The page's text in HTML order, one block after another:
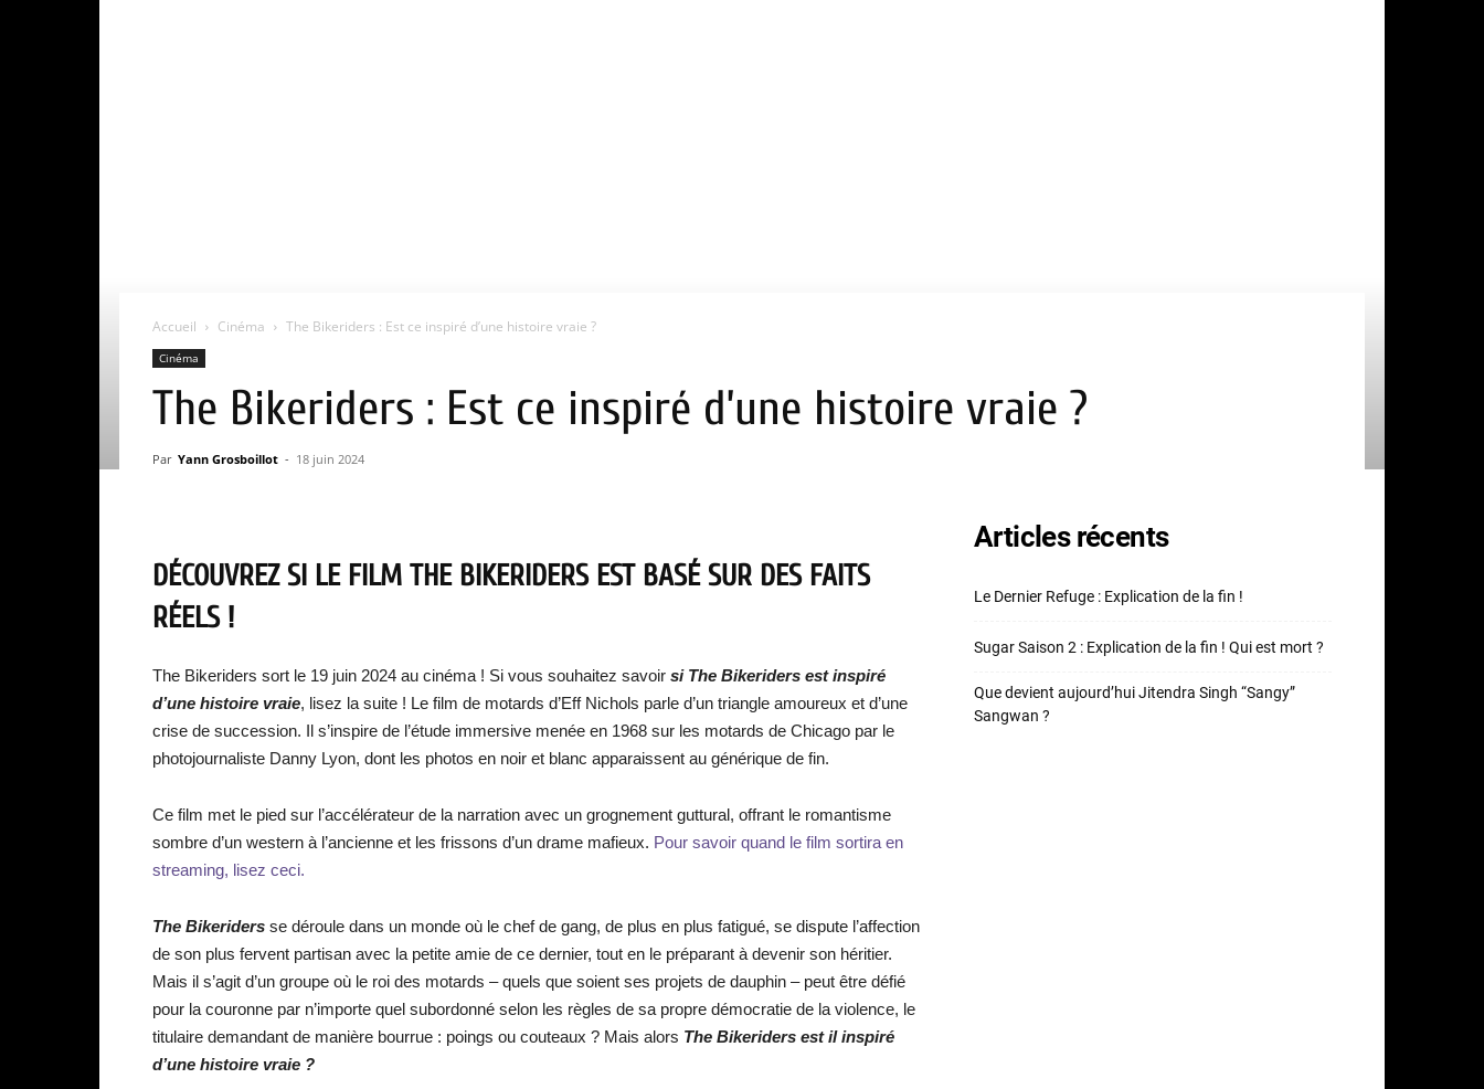
Accueil Cinéma The Bikeriders : Est ce inspiré d’une histoire vraie ?
Cinéma
The Bikeriders : Est ce inspiré d’une histoire vraie ?
Par Yann Grosboillot - 18 juin 2024
DÉCOUVREZ SI LE FILM THE BIKERIDERS EST BASÉ SUR DES FAITS
RÉELS !
The Bikeriders sort le 19 juin 2024 au cinéma ! Si vous souhaitez savoir si The Bikeriders est inspiré
d’une histoire vraie, lisez la suite ! Le film de motards d’Eff Nichols parle d’un triangle amoureux et d’une
crise de succession. Il s’inspire de l’étude immersive menée en 1968 sur les motards de Chicago par le
photojournaliste Danny Lyon, dont les photos en noir et blanc apparaissent au générique de fin.
Ce film met le pied sur l’accélérateur de la narration avec un grognement guttural, offrant le romantisme
sombre d’un western à l’ancienne et les frissons d’un drame mafieux. Pour savoir quand le film sortira en
streaming, lisez ceci.
The Bikeriders se déroule dans un monde où le chef de gang, de plus en plus fatigué, se dispute l’affection
de son plus fervent partisan avec la petite amie de ce dernier, tout en le préparant à devenir son héritier.
Mais il s’agit d’un groupe où le roi des motards – quels que soient ses projets de dauphin – peut être défié
pour la couronne par n’importe quel subordonné selon les règles de sa propre démocratie de la violence, le
titulaire demandant de manière bourrue : poings ou couteaux ? Mais alors The Bikeriders est il inspiré
d’une histoire vraie ?
Articles récents
Le Dernier Refuge : Explication de la fin !
Sugar Saison 2 : Explication de la fin ! Qui est mort ?
Que devient aujourd’hui Jitendra Singh “Sangy”
Sangwan ?